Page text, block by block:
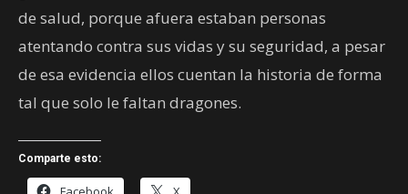
de salud, porque afuera estaban personas
atentando contra sus vidas y su seguridad, a pesar
de esa evidencia ellos cuentan la historia de forma
tal que solo le faltan dragones.
Comparte esto: